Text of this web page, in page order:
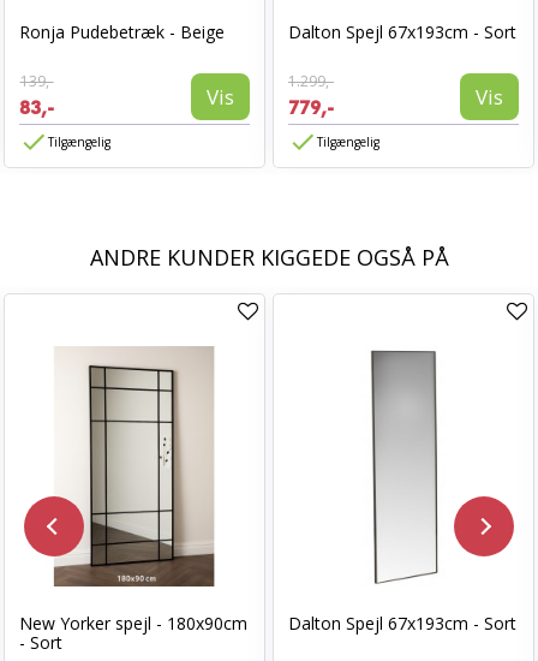
Ronja Pudebetræk - Beige
139,-
83,- Vis
Tilgængelig
Dalton Spejl 67x193cm - Sort
1.299,-
779,- Vis
Tilgængelig
ANDRE KUNDER KIGGEDE OGSÅ PÅ
New Yorker spejl - 180x90cm
- Sort
Dalton Spejl 67x193cm - Sort